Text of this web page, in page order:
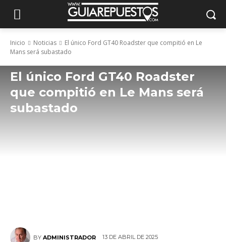
Inicio Noticias
El único Ford GT40 Roadster que compitió en Le
Mans será subastado
El único Ford GT40 Roadster
que compitió en Le Mans será
subastado
BY ADMINISTRADOR 13 DE ABRIL DE 2025